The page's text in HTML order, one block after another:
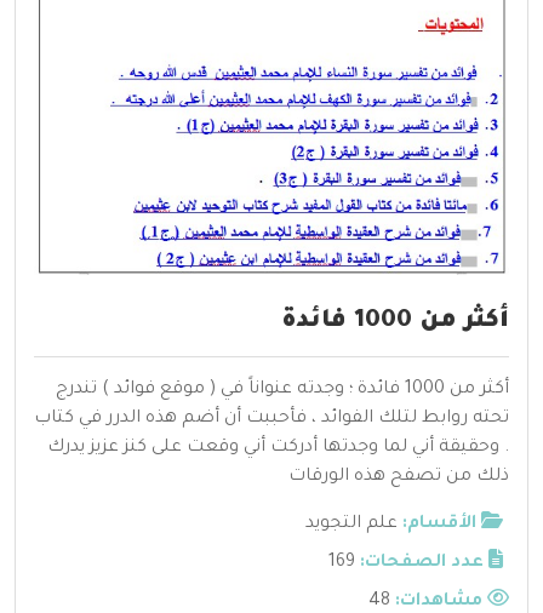
أكثر من 1000 فائدة
أكثر من 1000 فائدة ؛ وجدته عنواناً في ( موقع فوائد ) تندرج
تحته روابط لتلك الفوائد ، فأحببت أن أضم هذه الدرر في كتاب
. وحقيقة أني لما وجدتها أدركت أني وقعت على كنز عزيز يدرك
ذلك من تصفح هذه الورقات
الأقسام: علم التجويد
عدد الصفحات: 169
مشاهدات: